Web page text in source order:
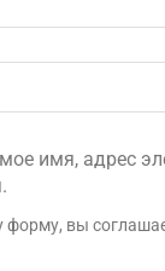
имя, адрес
форму, вы